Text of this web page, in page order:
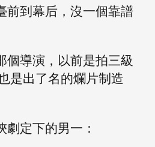
前到幕后，沒一個靠譜
個導演，以前是拍三級
是出了名的爛片制造
定下的男一：